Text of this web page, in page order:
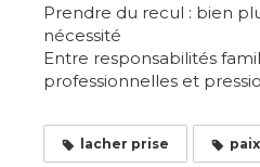
Prendre du recul : bien
nécessité
Entre responsabilités
professionnelles et
lacher prise